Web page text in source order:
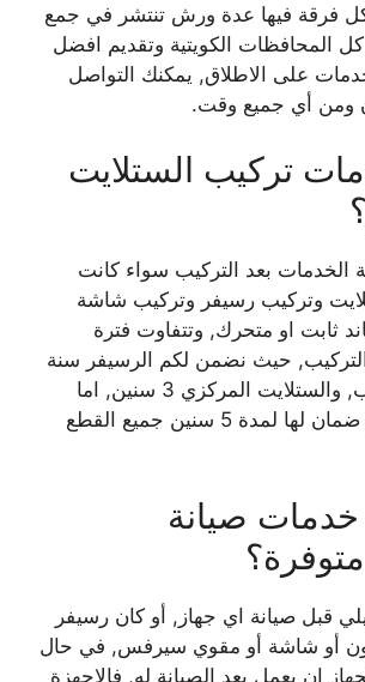
فرقة فيها عدة ورش تنتشر في جمع
المحافظات الكويتية وتقديم افضل
على الاطلاق, يمكنك التواصل
ومن أي جميع وقت.
تركيب الستلايت
الخدمات بعد التركيب سواء كانت
وتركيب رسيفر وتركيب شاشة
ثابت او متحرك, وتتفاوت فترة
حيث نضمن لكم الرسيفر سنة
كاملة بعد التركيب, والستلايت المركزي 3 سنين, اما
الشاشات فنقدم ضمان لها لمدة 5 سنين جميع القطع
صيانة
قبل صيانة اي جهاز, أو كان رسيفر
أو شاشة أو مقوي سيرفس, في حال
ان يعمل بعد الصيانة له, فالاجهزة